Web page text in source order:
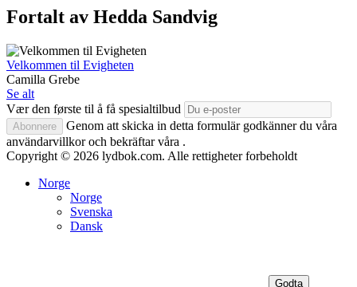
Fortalt av Hedda Sandvig
Velkommen til Evigheten
Camilla Grebe
Se alt
Vær den første til å få spesialtilbud
Abonnere
Genom att skicka in detta formulär godkänner du våra
användarvillkor och bekräftar våra .
Copyright © 2026 lydbok.com. Alle rettigheter forbeholdt
Norge
Norge
Svenska
Dansk
Godta